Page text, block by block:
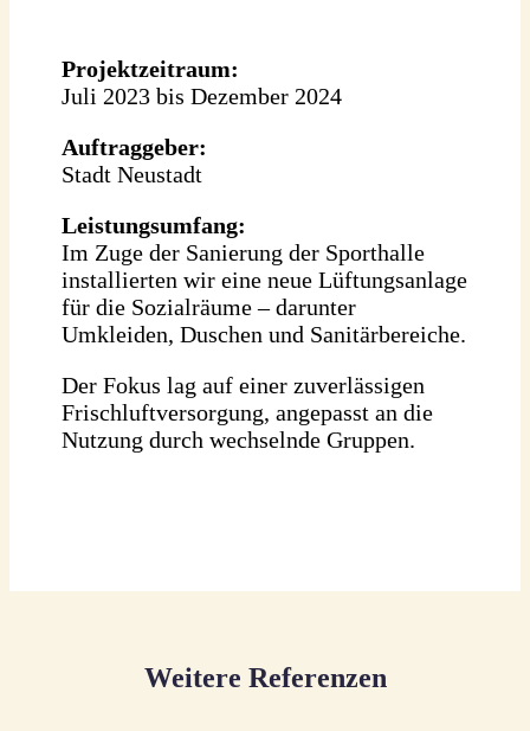
Projektzeitraum:
Juli 2023 bis Dezember 2024
Auftraggeber:
Stadt Neustadt
Leistungsumfang:
Im Zuge der Sanierung der Sporthalle
installierten wir eine neue Lüftungsanlage
für die Sozialräume – darunter
Umkleiden, Duschen und Sanitärbereiche.
Der Fokus lag auf einer zuverlässigen
Frischluftversorgung, angepasst an die
Nutzung durch wechselnde Gruppen.
Weitere Referenzen